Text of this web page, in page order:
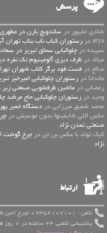
پرسش
شادی علیپور در ساندویچ بارن در
arya در
رستوران کباب ناب بناب تهران
سپیده در چلوکبابی سماق تبریز در
میلاد در ظرف دیزی آلومینیوم تک
صالح در فست فود برگر کلاب شهران
ماندانا در رستوران چلوکبابی امیرخیز
رمضانی در ماشین ظرفشویی صنعتی زیر کانتری 540بشقاب
وحید در رستوران چلوکبابی حاج مرشد
محمد شفیق میرزایی در دستگاه خمیر
عكس اللي شايفينها بدون موسيقى در
صنعتی تمدن نژاد
کیک تولد با عکس بن تن در
نژاد
ارتباط
تلفن : 09356107101 تورج امین فر
پشتیبانی تلفنی 24 ساعته در 7 روز هفته